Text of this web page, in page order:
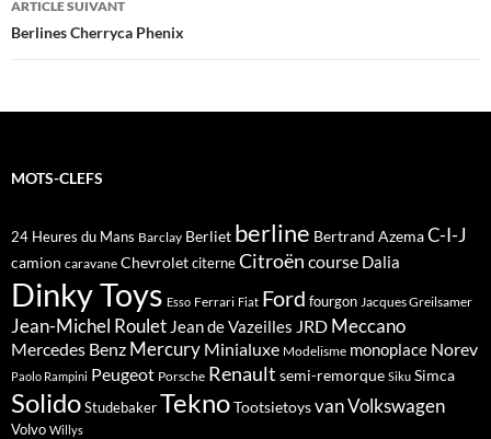
ARTICLE SUIVANT
Berlines Cherryca Phenix
MOTS-CLEFS
24 Heures du Mans Barclay Berliet berline Bertrand AzemaC-I-J
camion caravane ChevroletciterneCitroën course Dalia
Dinky Toys Esso Ferrari Fiat Ford fourgon Jacques Greilsamer
Jean-Michel Roulet Jean de Vazeilles JRD Meccano
Mercedes Benz Mercury Minialuxe Modelisme monoplace Norev
Paolo Rampini Peugeot Porsche Renault semi-remorque Siku Simca
SolidoStudebakerTeknoTootsietoysvanVolkswagen
Volvo Willys